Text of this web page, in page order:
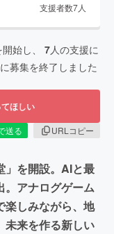
支援者数7人
始し、 7人の支援に
に募集を終了しました
ほしい
送る
URLコピー
」を開設。AIと最
。アナログゲーム
楽しみながら、地
未来を作る新しい